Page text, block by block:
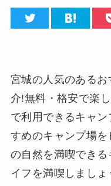
宮城の人気のある
介!無料・格安で楽
で利用できるキャ
すめのキャンプ場
の自然を満喫でき
イフを満喫しましょ